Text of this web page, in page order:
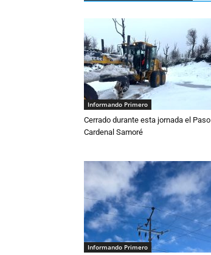
Informando Primero
Cerrado durante esta jornada el Paso
Cardenal Samoré
Informando Primero